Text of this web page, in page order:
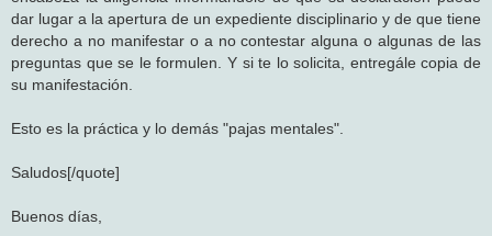
dar lugar a la apertura de un expediente disciplinario y de que tiene
derecho a no manifestar o a no contestar alguna o algunas de las
preguntas que se le formulen. Y si te lo solicita, entregále copia de
su manifestación.
Esto es la práctica y lo demás "pajas mentales".
Saludos[/quote]
Buenos días,